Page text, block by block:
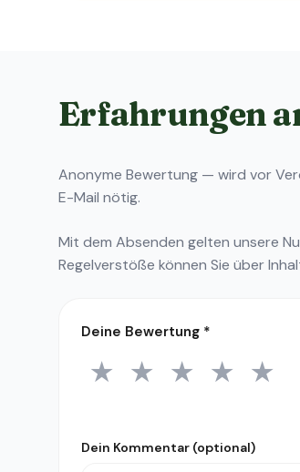
Erfahrungen
Anonyme Bewertung — wird vor
E-Mail nötig.
Mit dem Absenden gelten unsere
Regelverstöße können Sie über
Deine Bewertung *
1 Stern
★ 2 Sterne
★ 3 Sterne
★ 4
★ 5
★
Dein Kommentar (optional)